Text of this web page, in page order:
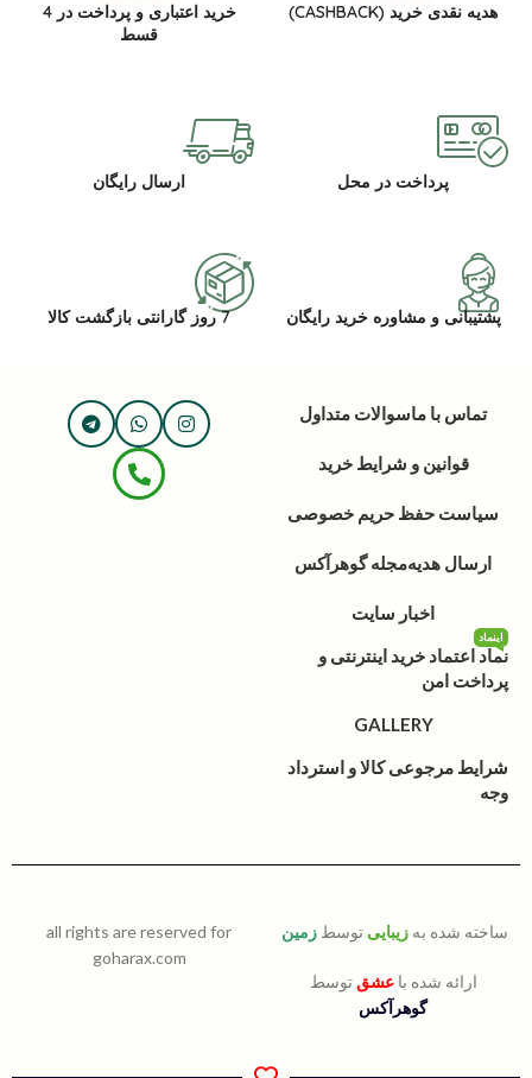
هدیه نقدی خرید (CASHBACK)
خرید اعتباری و پرداخت در 4
قسط
پرداخت در محل ارسال رایگان
پشتیبانی و مشاوره خرید رایگان 7 روز گارانتی بازگشت کالا
تماس با ماسوالات متداول
قوانین و شرایط خرید
سیاست حفظ حریم خصوصی
ارسال هدیهمجله گوهرآکس
اخبار سایت
نماد اعتماد خرید اینترنتی و
پرداخت امن
اینماد
GALLERY
شرایط مرجوعی کالا و استرداد
وجه
ساخته شده به زیبایی توسط زمین
ارائه شده باعشق توسط
گوهرآکس
all rights are reserved for
goharax.com